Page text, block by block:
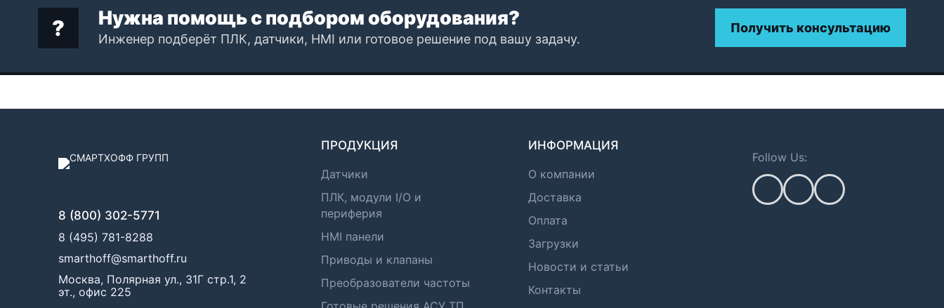
Нужна помощь с подбором оборудования?
Инженер подберёт ПЛК, датчики, HMI или готовое решение под вашу задачу.
Получить консультацию
8 (800) 302-5771
8 (495) 781-8288
smarthoff@smarthoff.ru
Москва, Полярная ул., 31Г стр.1, 2
эт., офис 225
ПРОДУКЦИЯ
Датчики
ПЛК, модули I/O и
периферия
HMI панели
Приводы и клапаны
Преобразователи частоты
ИНФОРМАЦИЯ
О компании
Доставка
Оплата
Загрузки
Новости и статьи
Контакты
Follow Us: